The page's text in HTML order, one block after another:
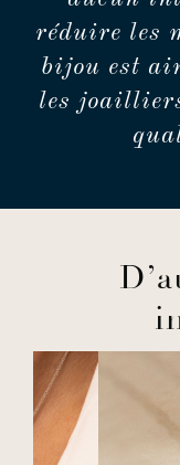
réduire les
bijou est
les